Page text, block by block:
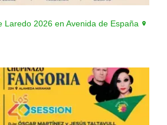
Laredo 2026 en Avenida de España